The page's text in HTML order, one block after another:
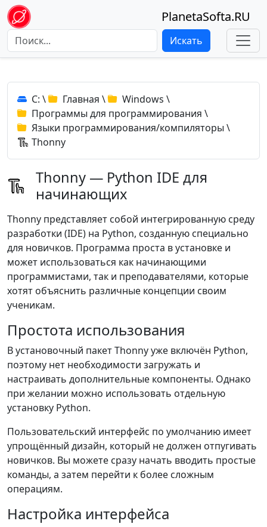
PlanetaSofta.RU
Искать
C: \ Главная \ Windows \
Программы для программирования \
Языки программирования/компиляторы \
Thonny
Thonny — Python IDE для
начинающих
Thonny представляет собой интегрированную среду
разработки (IDE) на Python, созданную специально
для новичков. Программа проста в установке и
может использоваться как начинающими
программистами, так и преподавателями, которые
хотят объяснить различные концепции своим
ученикам.
Простота использования
В установочный пакет Thonny уже включён Python,
поэтому нет необходимости загружать и
настраивать дополнительные компоненты. Однако
при желании можно использовать отдельную
установку Python.
Пользовательский интерфейс по умолчанию имеет
упрощённый дизайн, который не должен отпугивать
новичков. Вы можете сразу начать вводить простые
команды, а затем перейти к более сложным
операциям.
Настройка интерфейса